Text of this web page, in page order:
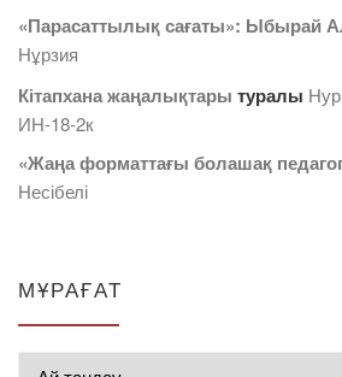
«Парасаттылық сағаты»: Ыбырай
Нұрзия
Кітапхана жаңалықтары туралы
ИН-18-2к
«Жаңа форматтағы болашақ
Несібелі
МҰРАҒАТ